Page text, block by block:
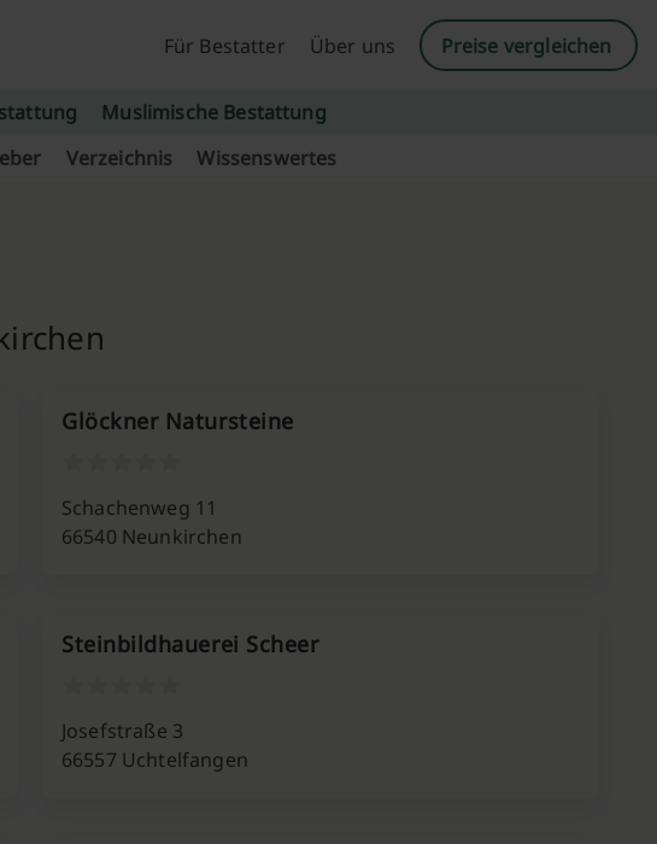
Für Bestatter
Über uns Preise vergleichen
Muslimische Bestattung
Verzeichnis Wissenswertes
Glöckner Natursteine
Schachenweg 11
66540 Neunkirchen
Steinbildhauerei Scheer
Josefstraße 3
66557 Uchtelfangen